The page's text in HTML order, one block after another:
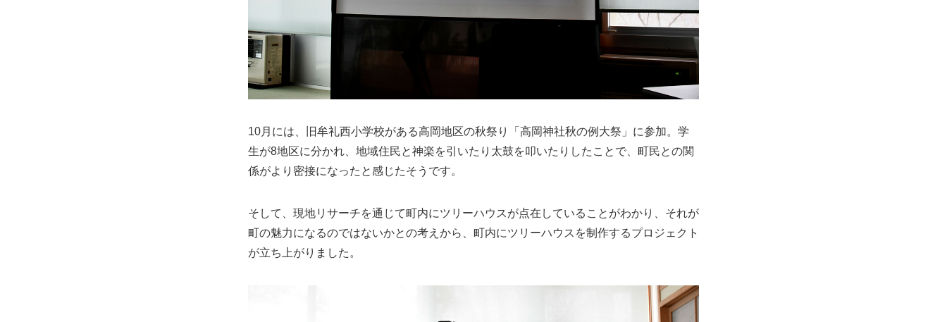
10月には、旧牟礼西小学校がある高岡地区の秋祭り「高岡神社秋の例大祭」に参加。学
生が8地区に分かれ、地域住民と神楽を引いたり太鼓を叩いたりしたことで、町民との関
係がより密接になったと感じたそうです。
そして、現地リサーチを通じて町内にツリーハウスが点在していることがわかり、それが
町の魅力になるのではないかとの考えから、町内にツリーハウスを制作するプロジェクト
が立ち上がりました。